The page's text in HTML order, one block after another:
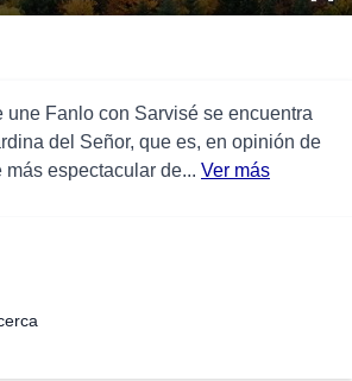
une Fanlo con Sarvisé se encuentra
del Señor, que es, en opinión de
espectacular de... Ver más